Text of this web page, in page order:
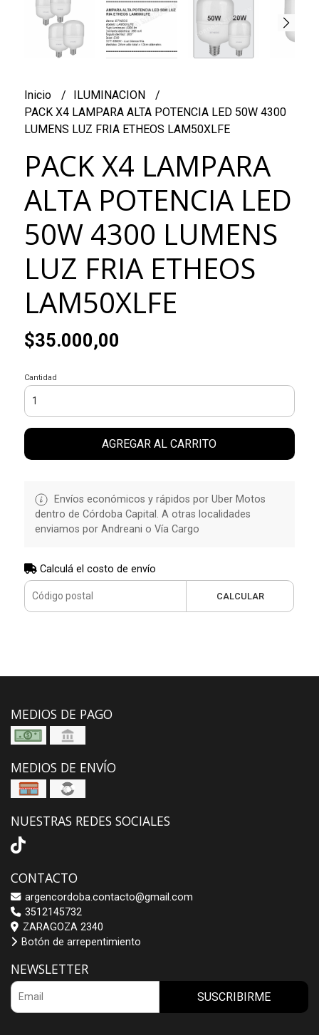
Inicio
ILUMINACION
PACK X4 LAMPARA ALTA POTENCIA LED 50W 4300
LUMENS LUZ FRIA ETHEOS LAM50XLFE
PACK X4 LAMPARA
ALTA POTENCIA LED
50W 4300 LUMENS
LUZ FRIA ETHEOS
LAM50XLFE
$35.000,00
Cantidad
AGREGAR AL CARRITO
Envíos económicos y rápidos por Uber Motos
dentro de Córdoba Capital. A otras localidades
enviamos por Andreani o Vía Cargo
Calculá el costo de envío
CALCULAR
MEDIOS DE PAGO
MEDIOS DE ENVÍO
NUESTRAS REDES SOCIALES
CONTACTO
argencordoba.contacto@gmail.com
3512145732
ZARAGOZA 2340
Botón de arrepentimiento
NEWSLETTER
SUSCRIBIRME